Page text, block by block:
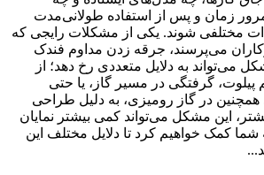
زمان و پس از استفاده طولانی‌مدت
مختلفی شوند. یکی از مشکلات رایجی که
می‌پرسند، جرقه زدن مداوم فندک
می‌تواند به دلایل متعددی رخ دهد؛ از
گرفتگی در مسیر گاز، یا حتی
همچنین در گاز رومیزی، به دلیل طراحی
این مشکل می‌تواند کمی بیشتر نمایان
کمک خواهیم کرد تا دلایل مختلف این